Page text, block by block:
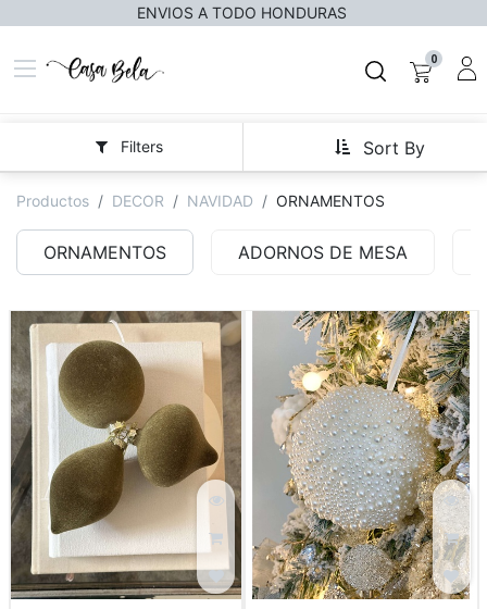
ENVIOS A TODO HONDURAS
0
Sort By
Filters
Productos DECOR NAVIDAD ORNAMENTOS
ORNAMENTOS ADORNOS DE MESA